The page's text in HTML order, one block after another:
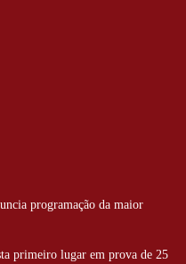
programação da maior
primeiro lugar em prova de 25